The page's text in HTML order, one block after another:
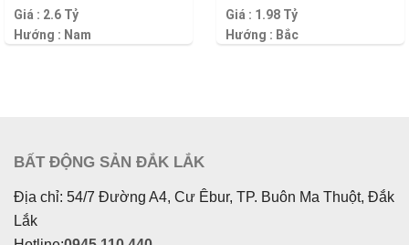
Giá : 1.98 Tỷ
Hướng : Bắc
Giá : 2.6 Tỷ
Hướng : Nam
BẤT ĐỘNG SẢN ĐẮK LẮK
Địa chỉ: 54/7 Đường A4, Cư Êbur, TP. Buôn Ma Thuột, Đắk
Lắk